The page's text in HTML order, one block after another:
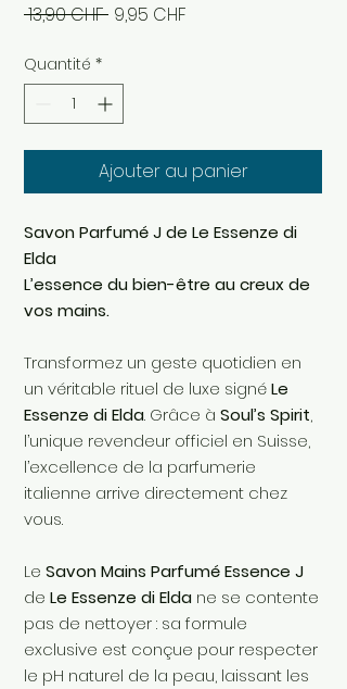
13,90 CHF Prix
9,95 CHF
Quantité *
Ajouter au panier
Savon Parfumé J de Le Essenze di
Elda
L’essence du bien-être au creux de
vos mains.
Transformez un geste quotidien en
un véritable rituel de luxe signéLe
Essenze di Elda. Grâce à Soul’s Spirit,
l’unique revendeur officiel en Suisse,
l’excellence de la parfumerie
italienne arrive directement chez
vous.
Le Savon Mains Parfumé Essence J
de Le Essenze di Elda ne se contente
pas de nettoyer : sa formule
exclusive est conçue pour respecter
le pH naturel de la peau, laissant les